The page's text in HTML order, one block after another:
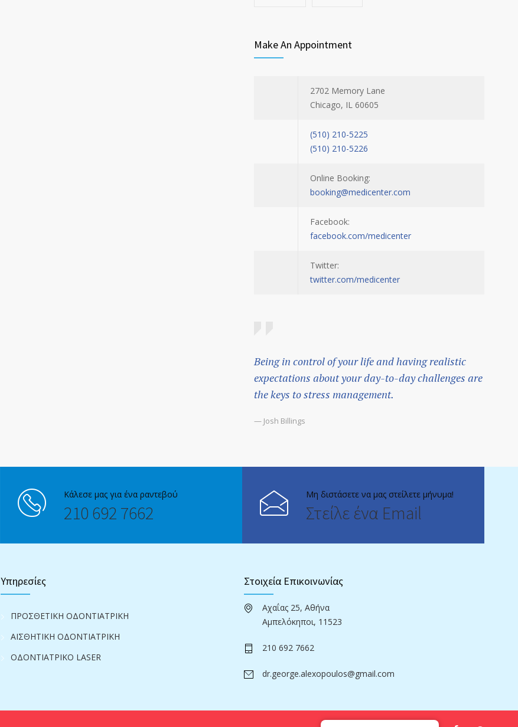
Make An Appointment
2702 Memory Lane
Chicago, IL 60605
(510) 210-5225
(510) 210-5226
Online Booking:
booking@medicenter.com
Facebook:
facebook.com/medicenter
Twitter:
twitter.com/medicenter
Being in control of your life and having realistic
expectations about your day-to-day challenges are
the keys to stress management.
— Josh Billings
Κάλεσε μας για ένα ραντεβού
210 692 7662
Μη διστάσετε να μας στείλετε μήνυμα!
Στείλε ένα Email
Υπηρεσίες
ΠΡΟΣΘΕΤΙΚΗ ΟΔΟΝΤΙΑΤΡΙΚΗ
ΑΙΣΘΗΤΙΚΗ ΟΔΟΝΤΙΑΤΡΙΚΗ
ΟΔΟΝΤΙΑΤΡΙΚΟ LASER
Στοιχεία Επικοινωνίας
Αχαΐας 25, Αθήνα
Αμπελόκηποι, 11523
210 692 7662
dr.george.alexopoulos@gmail.com